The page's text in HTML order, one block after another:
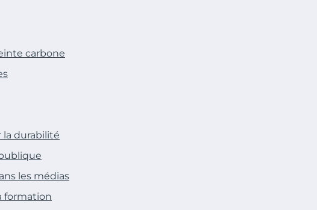
carbone
la durabilité
les médias
formation